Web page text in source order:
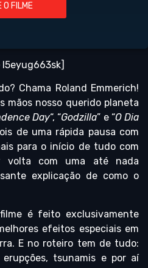
O FILME
Chama Roland Emmerich!
mãos nosso querido planeta
Day“, “Godzilla” e “O Dia
de uma rápida pausa com
para o início de tudo com
volta com uma até nada
explicação de como o
é feito exclusivamente
efeitos especiais em
E no roteiro tem de tudo:
erupções, tsunamis e por aí